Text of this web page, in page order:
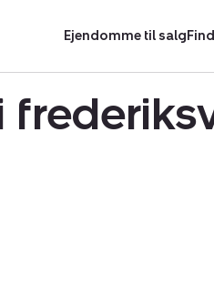
Ejendomme til salg